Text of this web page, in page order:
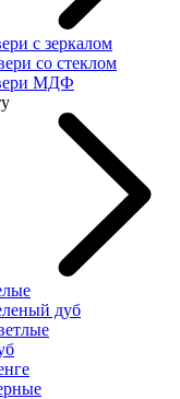
с зеркалом
со стеклом
МДФ
дуб